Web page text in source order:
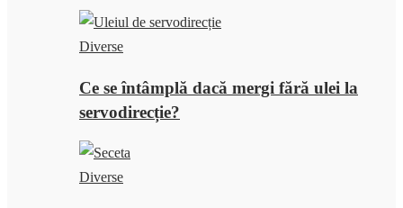
Diverse
Ce se întâmplă dacă mergi fără ulei la
servodirecție?
Diverse